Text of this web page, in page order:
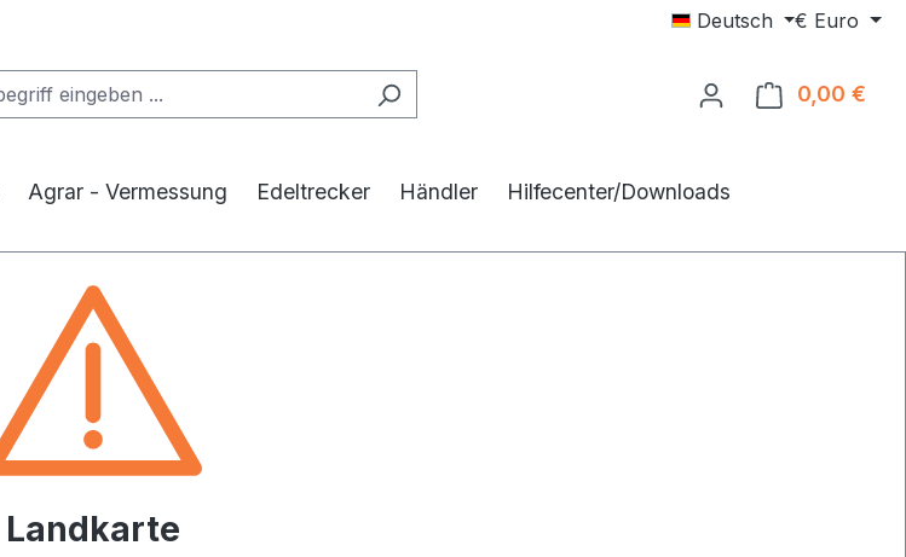
Deutsch € Euro
0,00 €
Agrar - Vermessung Edeltrecker Händler Hilfecenter/Downloads
Landkarte